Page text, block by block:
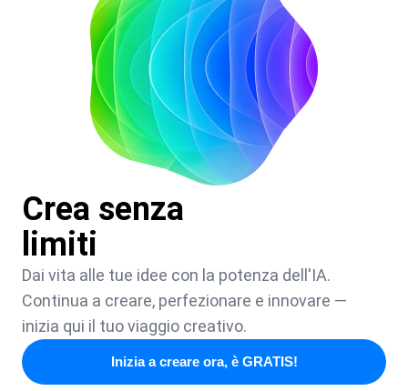
Crea senza
limiti
Dai vita alle tue idee con la potenza dell'IA.
Continua a creare, perfezionare e innovare —
inizia qui il tuo viaggio creativo.
Inizia a creare ora, è GRATIS!